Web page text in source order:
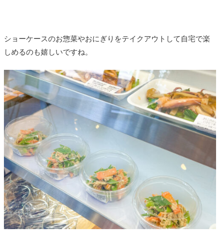
ショーケースのお惣菜やおにぎりをテイクアウトして自宅で楽
しめるのも嬉しいですね。